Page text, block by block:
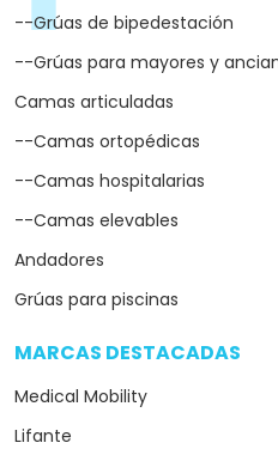
--Grúas de bipedestación
--Grúas para mayores y
Camas articuladas
--Camas ortopédicas
--Camas hospitalarias
--Camas elevables
Andadores
Grúas para piscinas
MARCAS DESTACADAS
Medical Mobility
Lifante